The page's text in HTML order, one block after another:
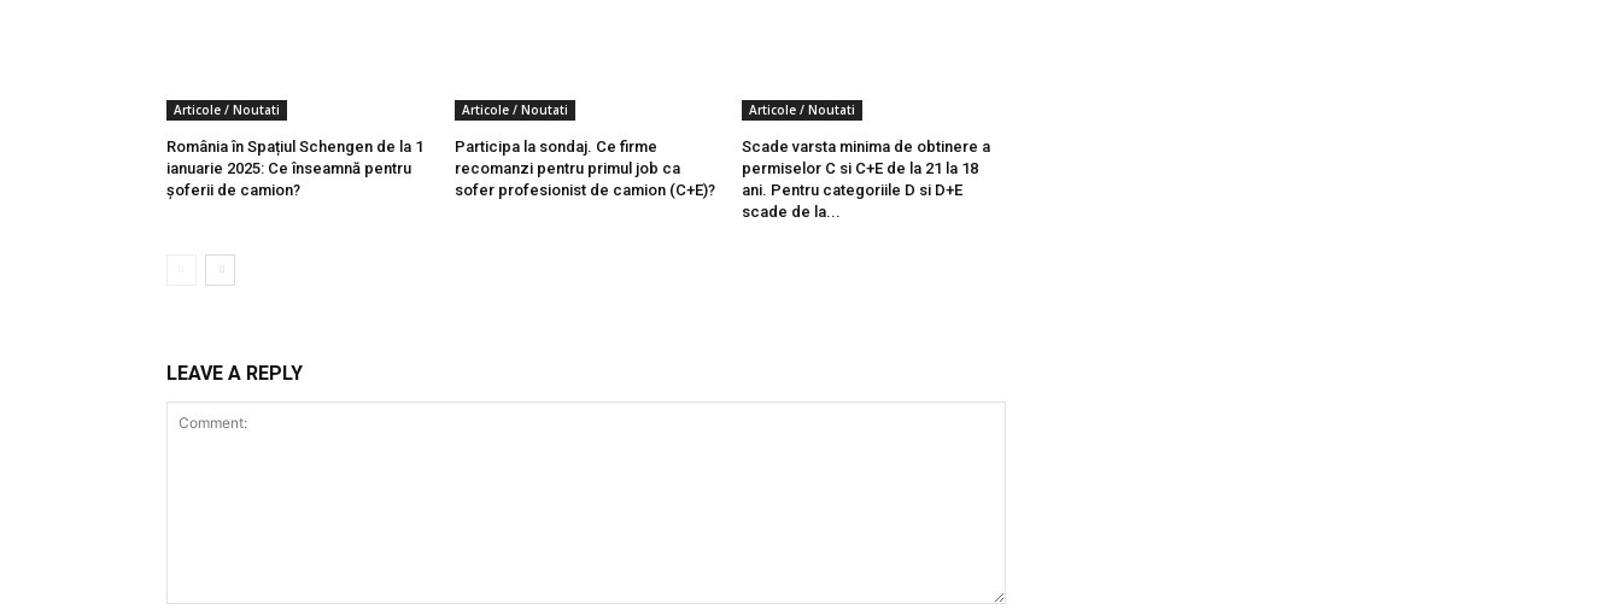
Articole / Noutati
România în Spațiul Schengen de la 1
ianuarie 2025: Ce înseamnă pentru
șoferii de camion?
Articole / Noutati
Participa la sondaj. Ce firme
recomanzi pentru primul job ca
sofer profesionist de camion (C+E)?
Articole / Noutati
Scade varsta minima de obtinere a
permiselor C si C+E de la 21 la 18
ani. Pentru categoriile D si D+E
scade de la...
LEAVE A REPLY